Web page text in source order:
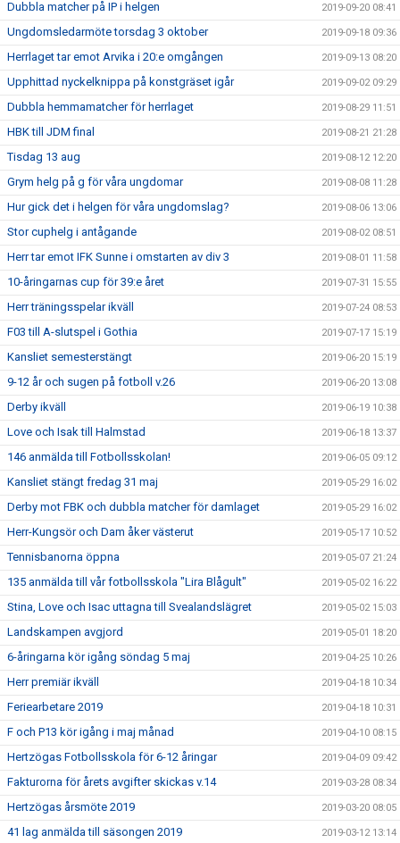
Dubbla matcher på IP i helgen 2019-09-20 08:41
Ungdomsledarmöte torsdag 3 oktober 2019-09-18 09:36
Herrlaget tar emot Arvika i 20:e omgången 2019-09-13 08:20
Upphittad nyckelknippa på konstgräset igår 2019-09-02 09:29
Dubbla hemmamatcher för herrlaget 2019-08-29 11:51
HBK till JDM final 2019-08-21 21:28
Tisdag 13 aug 2019-08-12 12:20
Grym helg på g för våra ungdomar 2019-08-08 11:28
Hur gick det i helgen för våra ungdomslag? 2019-08-06 13:06
Stor cuphelg i antågande 2019-08-02 08:51
Herr tar emot IFK Sunne i omstarten av div 3 2019-08-01 11:58
10-åringarnas cup för 39:e året 2019-07-31 15:55
Herr träningsspelar ikväll 2019-07-24 08:53
F03 till A-slutspel i Gothia 2019-07-17 15:19
Kansliet semesterstängt 2019-06-20 15:19
9-12 år och sugen på fotboll v.26 2019-06-20 13:08
Derby ikväll 2019-06-19 10:38
Love och Isak till Halmstad 2019-06-18 13:37
146 anmälda till Fotbollsskolan! 2019-06-05 09:12
Kansliet stängt fredag 31 maj 2019-05-29 16:02
Derby mot FBK och dubbla matcher för damlaget 2019-05-29 16:02
Herr-Kungsör och Dam åker västerut 2019-05-17 10:52
Tennisbanorna öppna 2019-05-07 21:24
135 anmälda till vår fotbollsskola "Lira Blågult" 2019-05-02 16:22
Stina, Love och Isac uttagna till Svealandslägret 2019-05-02 15:03
Landskampen avgjord 2019-05-01 18:20
6-åringarna kör igång söndag 5 maj 2019-04-25 10:26
Herr premiär ikväll 2019-04-18 10:34
Feriearbetare 2019 2019-04-18 10:31
F och P13 kör igång i maj månad 2019-04-10 08:15
Hertzögas Fotbollsskola för 6-12 åringar 2019-04-09 09:42
Fakturorna för årets avgifter skickas v.14 2019-03-28 08:34
Hertzögas årsmöte 2019 2019-03-20 08:05
41 lag anmälda till säsongen 2019 2019-03-12 13:14